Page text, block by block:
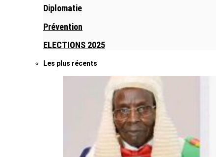
Diplomatie
Prévention
ELECTIONS 2025
Les plus récents